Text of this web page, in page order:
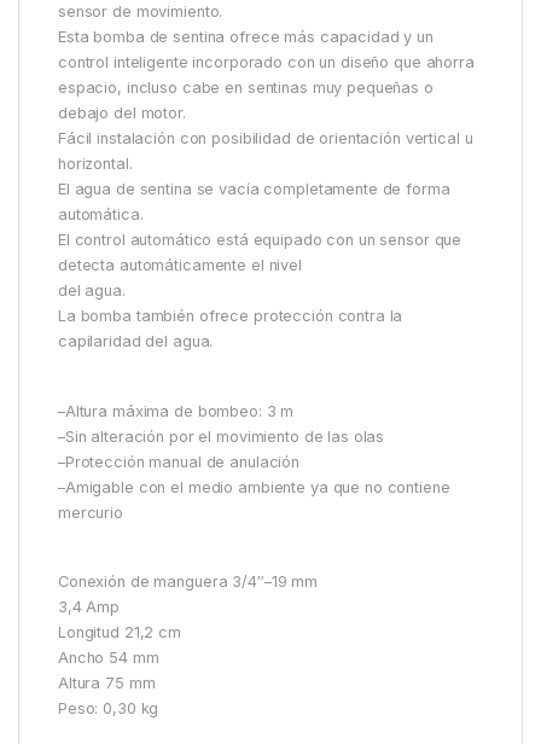
sensor de movimiento.
Esta bomba de sentina ofrece más capacidad y un
control inteligente incorporado con un diseño que ahorra
espacio, incluso cabe en sentinas muy pequeñas o
debajo del motor.
Fácil instalación con posibilidad de orientación vertical u
horizontal.
El agua de sentina se vacía completamente de forma
automática.
El control automático está equipado con un sensor que
detecta automáticamente el nivel
del agua.
La bomba también ofrece protección contra la
capilaridad del agua.
–Altura máxima de bombeo: 3 m
–Sin alteración por el movimiento de las olas
–Protección manual de anulación
–Amigable con el medio ambiente ya que no contiene
mercurio
Conexión de manguera 3/4″–19 mm
3,4 Amp
Longitud 21,2 cm
Ancho 54 mm
Altura 75 mm
Peso: 0,30 kg